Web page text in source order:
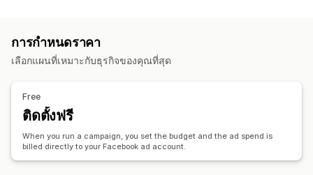
การกำหนดเป้าหมายซ้ำ
การเพิ่มประสิทธิภาพด้วย AI
การเพิ่มประสิทธิภาพราคาเสนอ
วิดีโอที่สามารถซื้อสินค้าได้ โฆษณาวิดีโอ
อินฟลูเอ็นเซอร์แลตัวแทนโฆษณาสินค้าและบริการ
การจัดการคำสั่งซื้อ
แดชบอร์ดแบบรวม
การกำหนดราคา
เลือกแผนที่เหมาะกับธุรกิจของคุณที่สุด
Free
ติดตั้งฟรี
When you run a campaign, you set the budget and the ad spend is
billed directly to your Facebook ad account.